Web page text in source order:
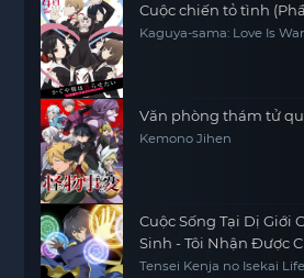
Cuộc chiến tỏ tình
Kaguya-sama: Love Is
Văn phòng thám tử
Kemono Jihen
Cuộc Sống Tại Dị Giới
Sinh - Tôi Nhận Được
Hai, Và Đã Trở Thành
Tensei Kenja no Isekai